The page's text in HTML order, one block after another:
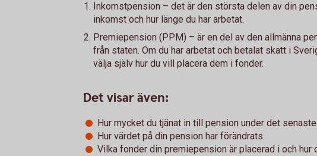
Inkomstpension – det är den största delen av din
inkomst och hur länge du har arbetat.
Premiepension (PPM) – är en del av den allmänna
från staten. Om du har arbetat och betalat skatt i
välja själv hur du vill placera dem i fonder.
Det visar även:
Hur mycket du tjänat in till pension under det
Hur värdet på din pension har förändrats.
Vilka fonder din premiepension är placerad i och hur